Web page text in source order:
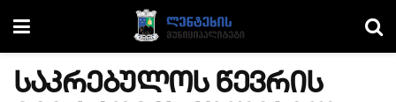
საკრებულოს წევრის